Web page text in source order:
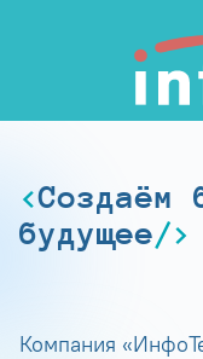
Создаём
будущее
Компания